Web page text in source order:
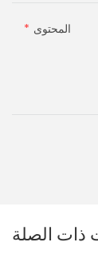
المحتوى
ذات الصلة